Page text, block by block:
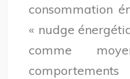
consommation
« nudge
comme